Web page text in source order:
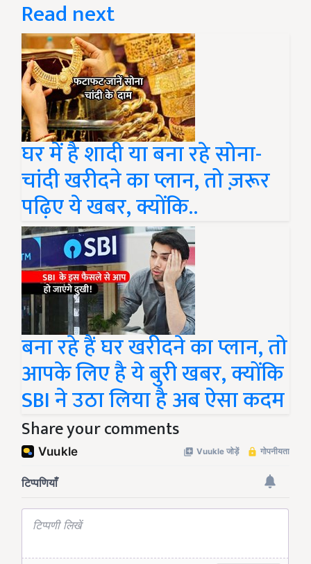
Read next
घर में है शादी या बना रहे सोना-
चांदी खरीदने का प्लान, तो ज़रूर
पढ़िए ये खबर, क्योंकि..
बना रहे हैं घर खरीदने का प्लान, तो
आपके लिए है ये बुरी खबर, क्योंकि
SBI ने उठा लिया है अब ऐसा कदम
Share your comments